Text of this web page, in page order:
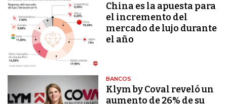
China es la apuesta para
el incremento del
mercado de lujo durante
el año
BANCOS
Klym by Coval reveló un
aumento de 26% de su